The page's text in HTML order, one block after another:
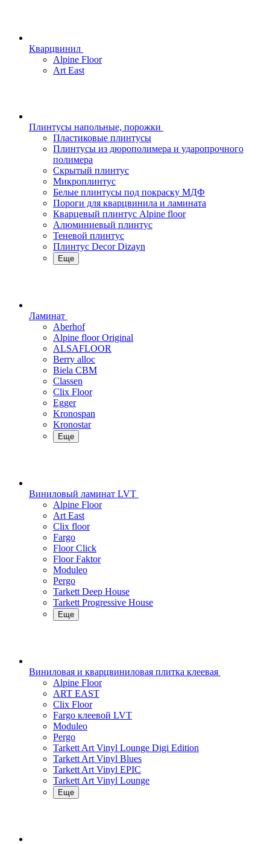
Кварцвинил
Alpine Floor
Art East
Плинтусы напольные, порожки
Пластиковые плинтусы
Плинтусы из дюрополимера и ударопрочного
полимера
Скрытый плинтус
Микроплинтус
Белые плинтусы под покраску МДФ
Пороги для кварцвинила и ламината
Кварцевый плинтус Alpine floor
Алюминиевый плинтус
Теневой плинтус
Плинтус Decor Dizayn
Еще
Ламинат
Aberhof
Alpine floor Original
ALSAFLOOR
Berry alloc
Biela CBM
Classen
Clix Floor
Egger
Kronospan
Kronostar
Еще
Виниловый ламинат LVT
Alpine Floor
Art East
Clix floor
Fargo
Floor Click
Floor Faktor
Moduleo
Pergo
Tarkett Deep House
Tarkett Progressive House
Еще
Виниловая и кварцвиниловая плитка клеевая
Alpine Floor
ART EAST
Clix Floor
Fargo клеевой LVT
Moduleo
Pergo
Tarkett Art Vinyl Lounge Digi Edition
Tarkett Art Vinyl Blues
Tarkett Art Vinyl EPIC
Tarkett Art Vinyl Lounge
Еще